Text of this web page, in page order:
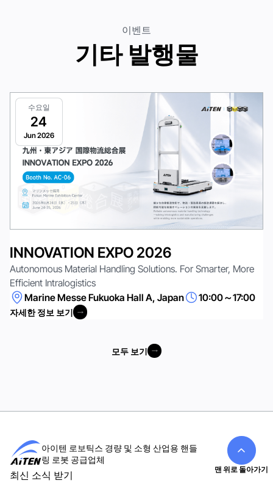
이벤트
기타 발행물
수요일
24
Jun 2026
INNOVATION EXPO 2026
Autonomous Material Handling Solutions. For Smarter, More
Efficient Intralogistics
Marine Messe Fukuoka Hall A, Japan
10:00～17:00
자세한 정보 보기
모두 보기
아이텐 로보틱스 경량 및 소형 산업용 핸들
링 로봇 공급업체
최신 소식 받기
맨 위로 돌아가기